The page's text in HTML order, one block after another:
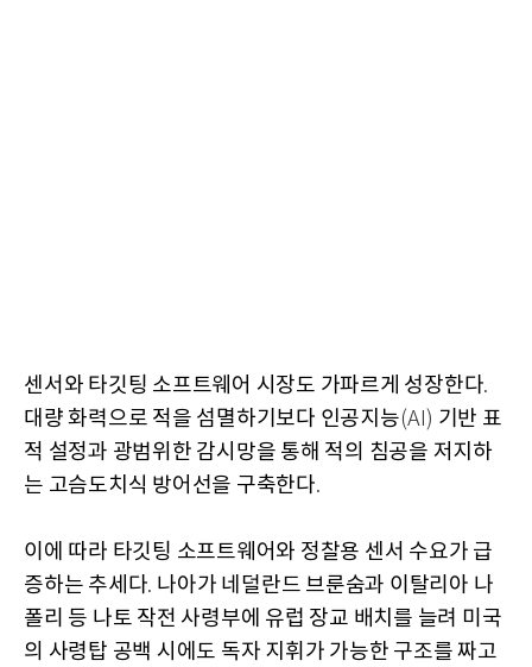
센서와 타깃팅 소프트웨어 시장도 가파르게 성장한다.
대량 화력으로 적을 섬멸하기보다 인공지능(AI) 기반 표
적 설정과 광범위한 감시망을 통해 적의 침공을 저지하
는 고슴도치식 방어선을 구축한다.
이에 따라 타깃팅 소프트웨어와 정찰용 센서 수요가 급
증하는 추세다. 나아가 네덜란드 브룬숨과 이탈리아 나
폴리 등 나토 작전 사령부에 유럽 장교 배치를 늘려 미국
의 사령탑 공백 시에도 독자 지휘가 가능한 구조를 짜고